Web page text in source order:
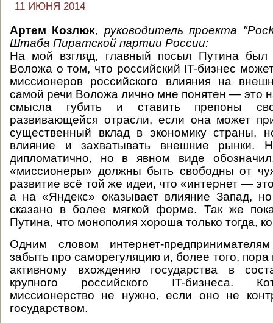
11 ИЮНЯ 2014
Артем Козлюк, руководитель проекта
Штаба Пиратской партии России:
На мой взгляд, главный посыл Путина был
Воложа о том, что российский IT-бизнес
миссионеров российского влияния на
самой речи Воложа лично мне понятен — это
смысла губить и ставить препоны
развивающейся отрасли, если она может
существенный вклад в экономику страны,
влияние и захватывать внешние рынки.
дипломатично, но в явном виде
«миссионеры» должны быть свободны от
развитие всё той же идеи, что «интернет —
а на «Яндекс» оказывает влияние Запад,
сказано в более мягкой форме. Так же
Путина, что монополия хороша только тогда,
Одним словом интернет-
забыть про саморегуляцию и, более того, пора
активному вхождению государства в
крупного российского IT-бизнеса.
миссионерство не нужно, если оно не
государством.